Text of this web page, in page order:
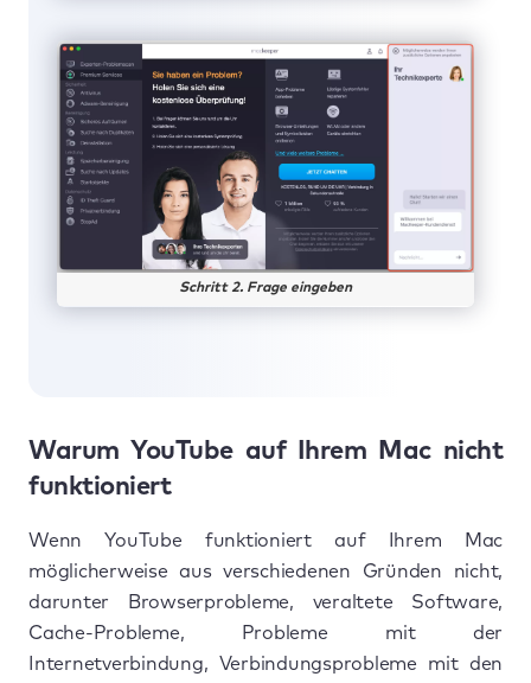
Schritt 2. Frage eingeben
Warum YouTube auf Ihrem Mac nicht
funktioniert
Wenn YouTube funktioniert auf Ihrem Mac
möglicherweise aus verschiedenen Gründen nicht,
darunter Browserprobleme, veraltete Software,
Cache-Probleme, Probleme mit der
Internetverbindung, Verbindungsprobleme mit den